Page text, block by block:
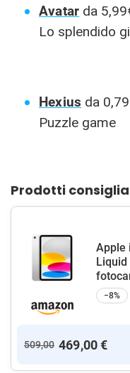
Avatar da
Lo splendido
Hexius da
Puzzle game
Prodotti
Apple
Liquid
−8%
509,00 469,00 €